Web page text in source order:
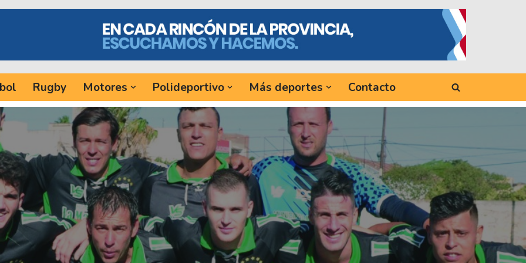
Rugby Motores Polideportivo Más deportes Contacto